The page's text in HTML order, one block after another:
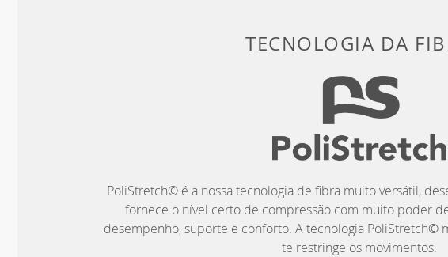
TECNOLOGIA DA
PoliStretch© é a nossa tecnologia de fibra muito versátil,
fornece o nível certo de compressão com muito poder
desempenho, suporte e conforto. A tecnologia PoliStretch©
te restringe os movimentos.